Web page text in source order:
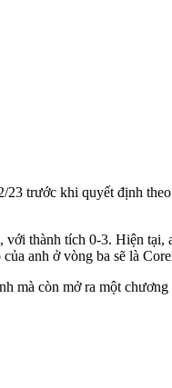
trước khi quyết định
thành tích 0-3. Hiện
anh ở vòng ba sẽ là
mà còn mở ra một